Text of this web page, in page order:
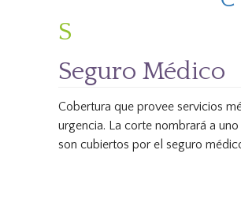
S
Seguro Médico
Cobertura que provee servicios
urgencia. La corte nombrará a
son cubiertos por el seguro